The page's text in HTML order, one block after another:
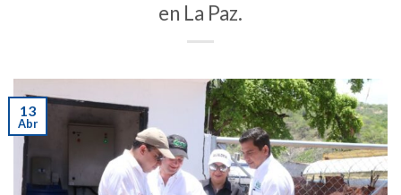
en La Paz.
13
Abr